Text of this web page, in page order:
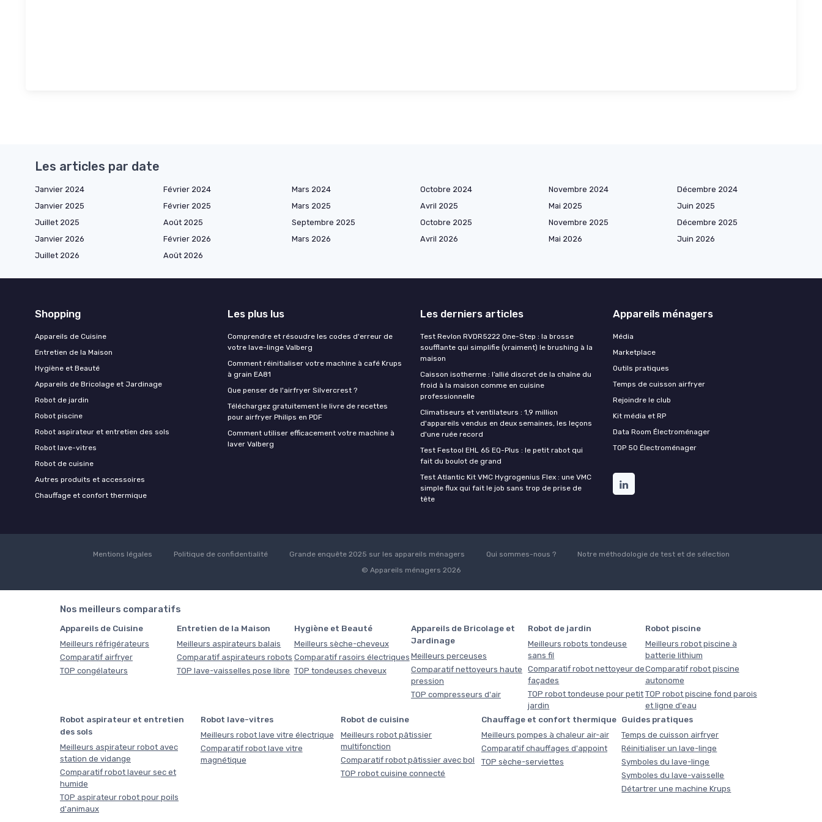
Les articles par date
Janvier 2024 Février 2024 Mars 2024 Octobre 2024 Novembre 2024
Décembre 2024
Janvier 2025
Février 2025 Mars 2025 Avril 2025 Mai 2025
Juin 2025
Juillet 2025
Août 2025 Septembre 2025 Octobre 2025 Novembre 2025
Décembre 2025
Janvier 2026
Février 2026 Mars 2026 Avril 2026 Mai 2026
Juin 2026
Juillet 2026
Août 2026
Shopping
Appareils de Cuisine
Entretien de la Maison
Hygiène et Beauté
Appareils de Bricolage et Jardinage
Robot de jardin
Robot piscine
Robot aspirateur et entretien des sols
Robot lave-vitres
Robot de cuisine
Autres produits et accessoires
Chauffage et confort thermique
Les plus lus
Comprendre et résoudre les codes d'erreur de
votre lave-linge Valberg
Comment réinitialiser votre machine à café Krups
à grain EA81
Que penser de l'airfryer Silvercrest ?
Téléchargez gratuitement le livre de recettes
pour airfryer Philips en PDF
Comment utiliser efficacement votre machine à
laver Valberg
Les derniers articles
Test Revlon RVDR5222 One-Step : la brosse
soufflante qui simplifie (vraiment) le brushing à la
maison
Caisson isotherme : l’allié discret de la chaîne du
froid à la maison comme en cuisine
professionnelle
Climatiseurs et ventilateurs : 1,9 million
d'appareils vendus en deux semaines, les leçons
d'une ruée record
Test Festool EHL 65 EQ-Plus : le petit rabot qui
fait du boulot de grand
Test Atlantic Kit VMC Hygrogenius Flex : une VMC
simple flux qui fait le job sans trop de prise de
tête
Appareils ménagers
Média
Marketplace
Outils pratiques
Temps de cuisson airfryer
Rejoindre le club
Kit média et RP
Data Room Électroménager
TOP 50 Électroménager
Mentions légales Politique de confidentialité Grande enquête 2025 sur les appareils ménagers Qui sommes-nous ?
Notre méthodologie de test et de sélection
© Appareils ménagers 2026
Nos meilleurs comparatifs
Appareils de Cuisine
Meilleurs réfrigérateurs
Comparatif airfryer
TOP congélateurs
Entretien de la Maison
Meilleurs aspirateurs balais
Comparatif aspirateurs robots
TOP lave-vaisselles pose libre
Hygiène et Beauté
Meilleurs sèche-cheveux
Comparatif rasoirs électriques
TOP tondeuses cheveux
Appareils de Bricolage et
Jardinage
Meilleurs perceuses
Comparatif nettoyeurs haute
pression
TOP compresseurs d'air
Robot de jardin
Meilleurs robots tondeuse
sans fil
Comparatif robot nettoyeur de
façades
TOP robot tondeuse pour petit
jardin
Robot piscine
Meilleurs robot piscine à
batterie lithium
Comparatif robot piscine
autonome
TOP robot piscine fond parois
et ligne d'eau
Robot aspirateur et entretien
des sols
Meilleurs aspirateur robot avec
station de vidange
Comparatif robot laveur sec et
humide
TOP aspirateur robot pour poils
d'animaux
Robot lave-vitres
Meilleurs robot lave vitre électrique
Comparatif robot lave vitre
magnétique
Robot de cuisine
Meilleurs robot pâtissier
multifonction
Comparatif robot pâtissier avec bol
TOP robot cuisine connecté
Chauffage et confort thermique
Meilleurs pompes à chaleur air-air
Comparatif chauffages d'appoint
TOP sèche-serviettes
Guides pratiques
Temps de cuisson airfryer
Réinitialiser un lave-linge
Symboles du lave-linge
Symboles du lave-vaisselle
Détartrer une machine Krups